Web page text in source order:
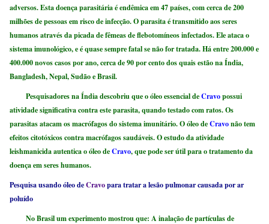
adversos. Esta doença parasitária é endêmica em 47 países, com cerca de 200
milhões de pessoas em risco de infecção. O parasita é transmitido aos seres
humanos através da picada de fêmeas de flebotomíneos infectados. Ele ataca o
sistema imunológico, e é quase sempre fatal se não for tratada. Há entre 200.000 e
400.000 novos casos por ano, cerca de 90 por cento dos quais estão na Índia,
Bangladesh, Nepal, Sudão e Brasil.
Pesquisadores na Índia descobriu que o óleo essencial deCravopossui
atividade significativa contra este parasita, quando testado com ratos. Os
parasitas atacam os macrófagos do sistema imunitário. O óleo deCravonão tem
efeitos citotóxicos contra macrófagos saudáveis. O estudo da atividade
leishmanicida autentica o óleo deCravo, que pode ser útil para o tratamento da
doença em seres humanos.
Pesquisa usando óleo deCravopara tratar a lesão pulmonar causada por ar
poluído
No Brasil um experimento mostrou que: A inalação de partículas de